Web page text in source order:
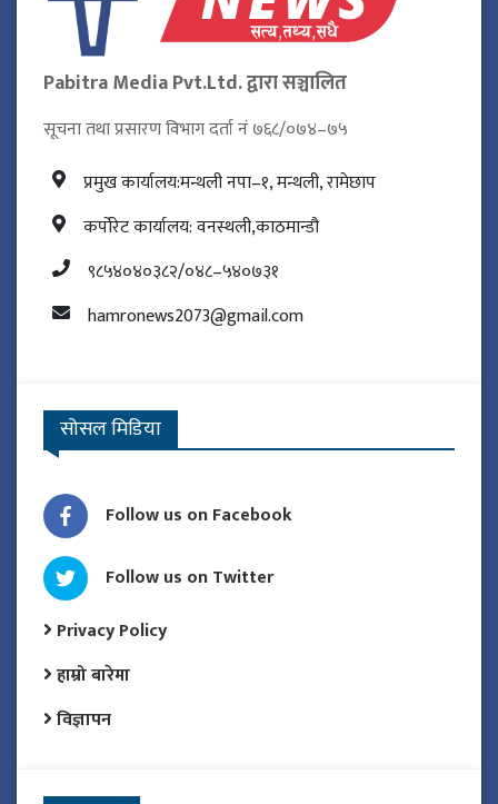
Pabitra Media Pvt.Ltd. द्वारा सञ्चालित
सूचना तथा प्रसारण विभाग दर्ता नं ७६८/०७४–७५
प्रमुख कार्यालय:मन्थली नपा–१, मन्थली, रामेछाप
कर्पोरेट कार्यालय: वनस्थली,काठमान्डौ
९८५४०४०३८२/०४८–५४०७३१
hamronews2073@gmail.com
सोसल मिडिया
Follow us on Facebook
Follow us on Twitter
Privacy Policy
हाम्रो बारेमा
विज्ञापन